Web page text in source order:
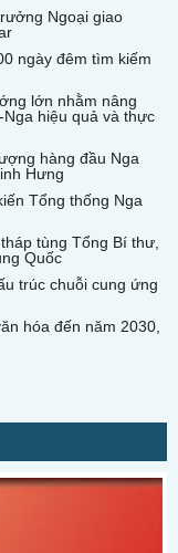
Ngoại giao
ngày đêm tìm kiếm
lớn nhằm nâng
hiệu quả và thực
hàng đầu Nga
Hưng
Tổng thống Nga
tùng Tổng Bí thư,
Quốc
trúc chuỗi cung ứng
hóa đến năm 2030,